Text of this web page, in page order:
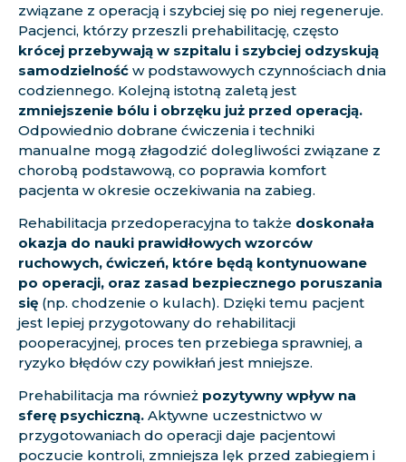
związane z operacją i szybciej się po niej regeneruje.
Pacjenci, którzy przeszli prehabilitację, często
krócej przebywają w szpitalu i szybciej odzyskują
samodzielność w podstawowych czynnościach dnia
codziennego. Kolejną istotną zaletą jest
zmniejszenie bólu i obrzęku już przed operacją.
Odpowiednio dobrane ćwiczenia i techniki
manualne mogą złagodzić dolegliwości związane z
chorobą podstawową, co poprawia komfort
pacjenta w okresie oczekiwania na zabieg.
Rehabilitacja przedoperacyjna to także doskonała
okazja do nauki prawidłowych wzorców
ruchowych, ćwiczeń, które będą kontynuowane
po operacji, oraz zasad bezpiecznego poruszania
się (np. chodzenie o kulach). Dzięki temu pacjent
jest lepiej przygotowany do rehabilitacji
pooperacyjnej, proces ten przebiega sprawniej, a
ryzyko błędów czy powikłań jest mniejsze.
Prehabilitacja ma również pozytywny wpływ na
sferę psychiczną. Aktywne uczestnictwo w
przygotowaniach do operacji daje pacjentowi
poczucie kontroli, zmniejsza lęk przed zabiegiem i